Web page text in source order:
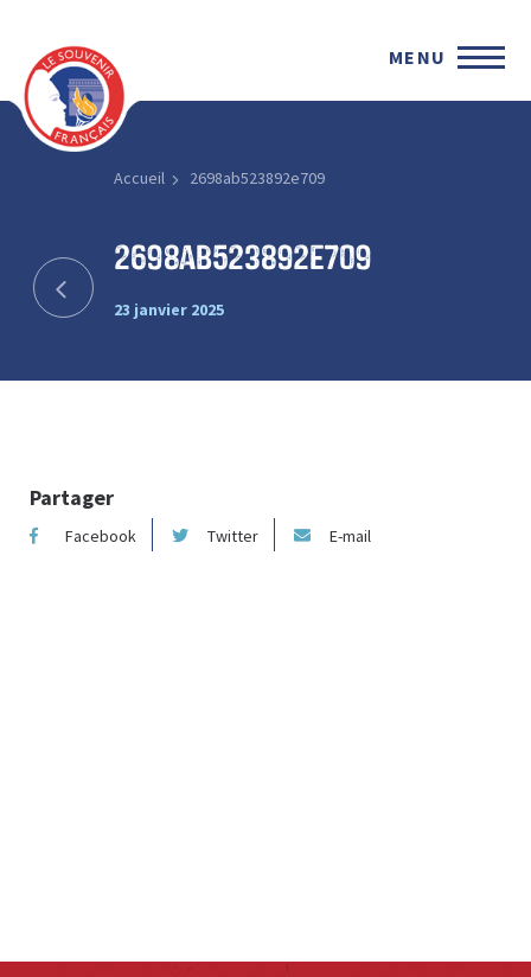
MENU
Accueil 2698ab523892e709
2698ab523892e709
23 janvier 2025
Partager
Facebook Twitter E-mail